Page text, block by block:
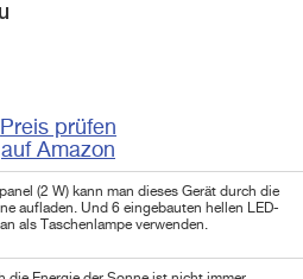
Preis prüfen
auf Amazon
(2 W) kann man dieses Gerät durch die
aufladen. Und 6 eingebauten hellen LED-
als Taschenlampe verwenden.